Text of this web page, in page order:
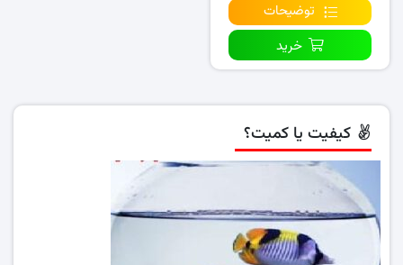
توضیحات
خرید
کیفیت یا کمیت؟